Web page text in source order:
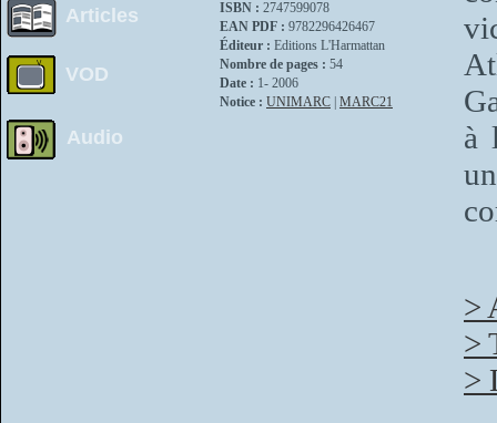
Articles
VOD
Audio
ISBN : 2747599078
EAN PDF : 9782296426467
Éditeur : Editions L'Harmattan
Nombre de pages : 54
Date : 1- 2006
Notice : UNIMARC MARC21
à
>
>
>